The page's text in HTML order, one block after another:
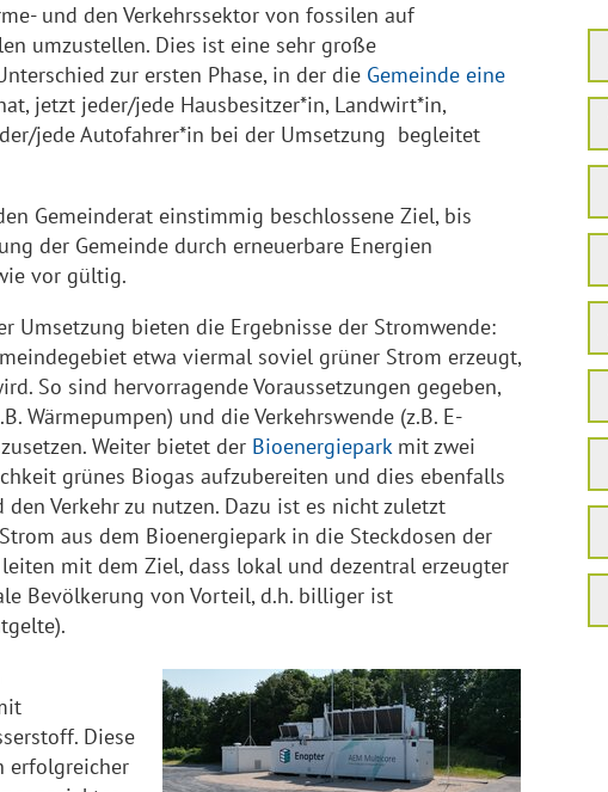
und den Verkehrssektor von fossilen auf
umzustellen. Dies ist eine sehr große
zur ersten Phase, in der die Gemeinde eine
jetzt jeder/jede Hausbesitzer*in, Landwirt*in,
jede Autofahrer*in bei der Umsetzung begleitet
Gemeinderat einstimmig beschlossene Ziel, bis
der Gemeinde durch erneuerbare Energien
vor gültig.
Umsetzung bieten die Ergebnisse der Stromwende:
etwa viermal soviel grüner Strom erzeugt,
So sind hervorragende Voraussetzungen gegeben,
Wärmepumpen) und die Verkehrswende (z.B. E-
Weiter bietet der Bioenergieparkmit zwei
grünes Biogas aufzubereiten und dies ebenfalls
Verkehr zu nutzen. Dazu ist es nicht zuletzt
aus dem Bioenergiepark in die Steckdosen der
mit dem Ziel, dass lokal und dezentral erzeugter
Bevölkerung von Vorteil, d.h. billiger ist
Diese
erfolgreicher